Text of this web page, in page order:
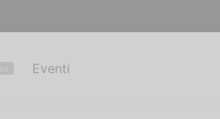
Eventi